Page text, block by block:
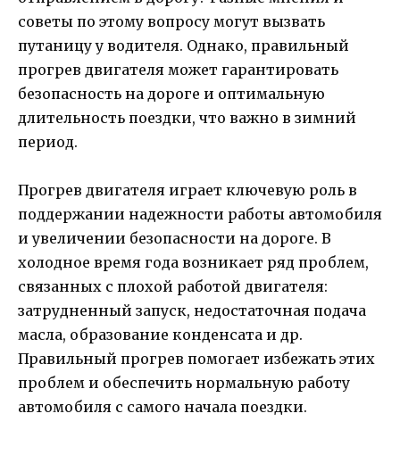
советы по этому вопросу могут вызвать
путаницу у водителя. Однако, правильный
прогрев двигателя может гарантировать
безопасность на дороге и оптимальную
длительность поездки, что важно в зимний
период.
Прогрев двигателя играет ключевую роль в
поддержании надежности работы автомобиля
и увеличении безопасности на дороге. В
холодное время года возникает ряд проблем,
связанных с плохой работой двигателя:
затрудненный запуск, недостаточная подача
масла, образование конденсата и др.
Правильный прогрев помогает избежать этих
проблем и обеспечить нормальную работу
автомобиля с самого начала поездки.